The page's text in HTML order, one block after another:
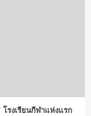
รงเรียนกีฬาแห่งแรก